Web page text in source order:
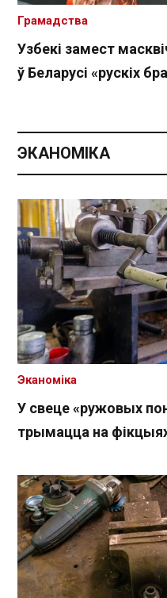
Узбекі замест
ў Беларусі «рускіх
Грамадства
ЭКАНОМІКА
У свеце «ружовых
трымацца на
Эканоміка